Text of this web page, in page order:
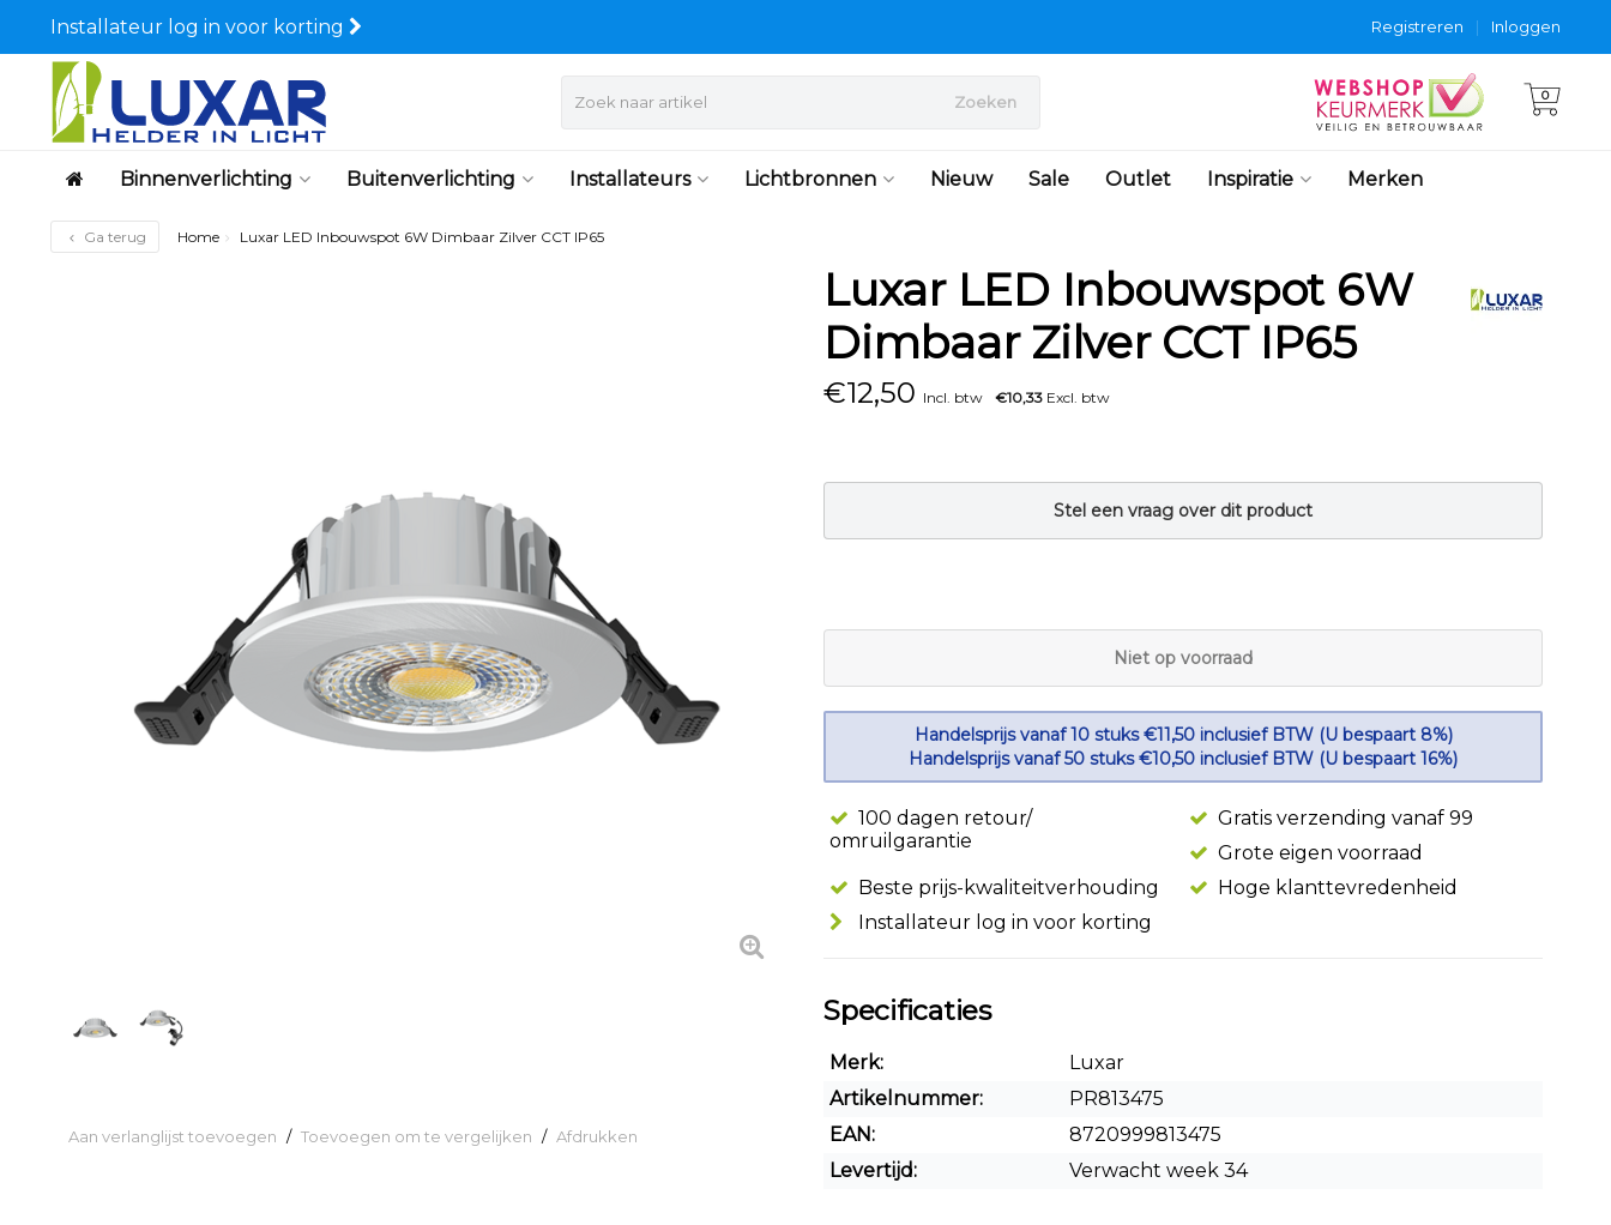
Installateur log in voor korting Inloggen
|
Registreren
Zoeken 0
Binnenverlichting Buitenverlichting Installateurs Lichtbronnen Nieuw Sale Outlet Inspiratie Merken
Ga terug Home Luxar LED Inbouwspot 6W Dimbaar Zilver CCT IP65
Aan verlanglijst toevoegen / Toevoegen om te vergelijken / Afdrukken
Luxar LED Inbouwspot 6W
Dimbaar Zilver CCT IP65
€12,50 Incl. btw €10,33 Excl. btw
Stel een vraag over dit product
Niet op voorraad
Handelsprijs vanaf 10 stuks €11,50 inclusief BTW (U bespaart 8%)
Handelsprijs vanaf 50 stuks €10,50 inclusief BTW (U bespaart 16%)
100 dagen retour/
omruilgarantie
Gratis verzending vanaf 99
Grote eigen voorraad
Beste prijs-kwaliteitverhouding
Hoge klanttevredenheid
Installateur log in voor korting
Specificaties
Merk:
Luxar
Artikelnummer:
PR813475
EAN:
8720999813475
Levertijd:
Verwacht week 34